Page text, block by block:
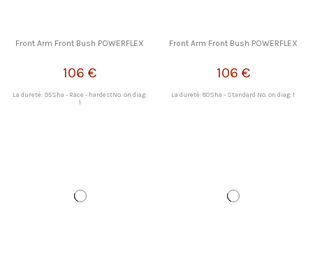
Front Arm Front Bush POWERFLEX
106 €
La dureté: 95Sha - Race - hardestNo. on diag:
1
Front Arm Front Bush POWERFLEX
106 €
La dureté: 80Sha - Standard No. on diag: 1